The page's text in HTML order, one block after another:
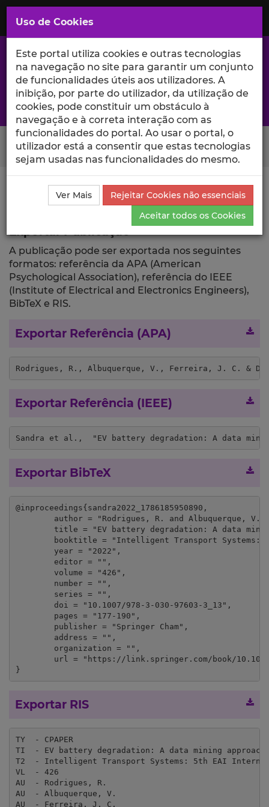
Saltar
para
Conteúdo
Principal
A excelência da investigação e ciência no Iscte
Search Button
Ciência_Iscte Publicações
Descrição Detalhada da
Publicação
Exportar
A publicação pode ser exportada nos seguintes
formatos: referência da APA (American
Psychological Association), referência do IEEE
(Institute of Electrical and Electronics Engineers),
BibTeX e RIS.
Exportar Referência (APA)
Rodrigues, R., Albuquerque, V., Ferreira, J. C. &
Exportar Referência (IEEE)
Sandra et al.,  "EV battery degradation: A data
Exportar BibTeX
@inproceedings{sandra2022_1786185950890,
}
Exportar RIS
TY  - CPAPER
TI  - EV battery degradation: A data mining approach
T2  - Intelligent Transport Systems: 5th EAI
VL  - 426
AU  - Rodrigues, R.
AU  - Albuquerque, V.
AU  - Ferreira, J. C.
Uso de Cookies
Este portal utiliza cookies e outras tecnologias
na navegação no site para garantir um conjunto
de funcionalidades úteis aos utilizadores. A
inibição, por parte do utilizador, da utilização de
cookies, pode constituir um obstáculo à
navegação e à correta interação com as
funcionalidades do portal. Ao usar o portal, o
utilizador está a consentir que estas tecnologias
sejam usadas nas funcionalidades do mesmo.
Ver Mais
Rejeitar Cookies não essenciais
Aceitar todos os Cookies